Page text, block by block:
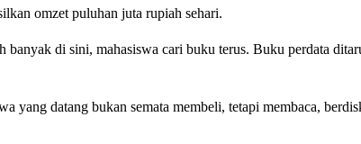
omzet puluhan juta rupiah sehari.
di sini, mahasiswa cari buku terus. Buku perdata
datang bukan semata membeli, tetapi membaca,